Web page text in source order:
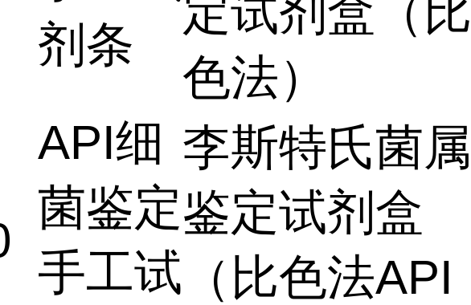
剂条
定试剂盒（比
色法）
API细
菌鉴定
手工试
李斯特氏菌属
鉴定试剂盒
（比色法API